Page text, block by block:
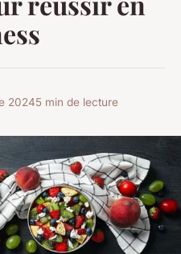
20245 min de lecture